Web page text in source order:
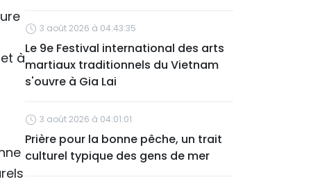
à
3 août 2026 à 04:43:35
Le 9e Festival international des arts
martiaux traditionnels du Vietnam
s'ouvre à Gia Lai
3 août 2026 à 04:01:01
Prière pour la bonne pêche, un trait
culturel typique des gens de mer